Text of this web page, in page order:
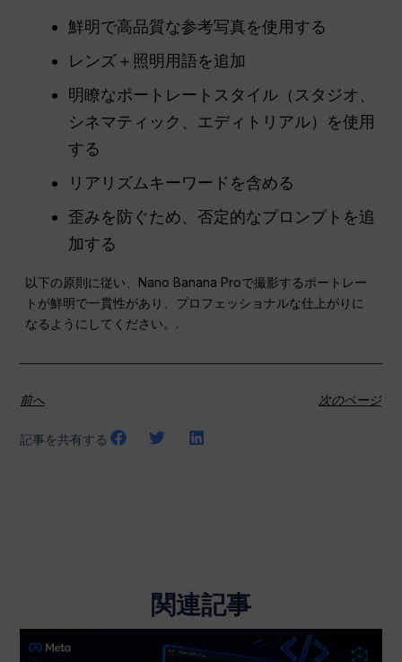
鮮明で高品質な参考写真を使用する
レンズ＋照明用語を追加
明瞭なポートレートスタイル（スタジオ、
シネマティック、エディトリアル）を使用
する
リアリズムキーワードを含める
歪みを防ぐため、否定的なプロンプトを追
加する
以下の原則に従い、Nano Banana Proで撮影するポートレー
トが鮮明で一貫性があり、プロフェッショナルな仕上がりに
なるようにしてください。.
前へ 次のページ
記事を共有する
関連記事